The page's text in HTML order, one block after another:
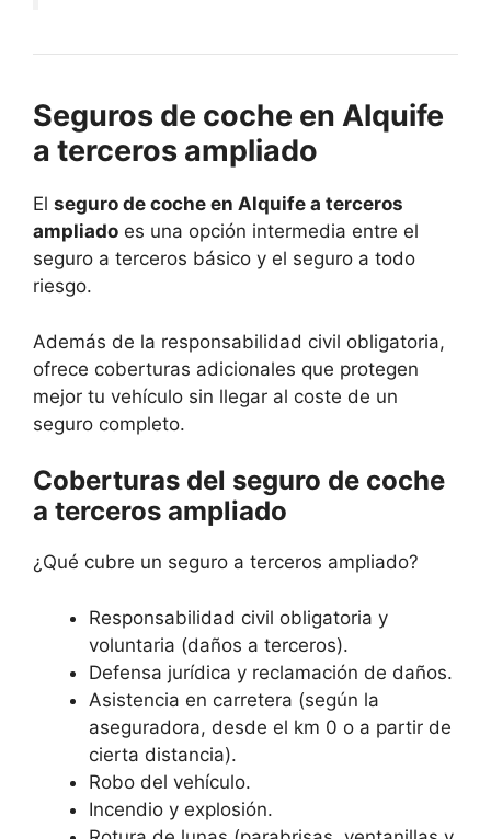
Seguros de coche en Alquife
a terceros ampliado
El seguro de coche en Alquife a terceros
ampliado es una opción intermedia entre el
seguro a terceros básico y el seguro a todo
riesgo.
Además de la responsabilidad civil obligatoria,
ofrece coberturas adicionales que protegen
mejor tu vehículo sin llegar al coste de un
seguro completo.
Coberturas del seguro de coche
a terceros ampliado
¿Qué cubre un seguro a terceros ampliado?
Responsabilidad civil obligatoria y
voluntaria (daños a terceros).
Defensa jurídica y reclamación de daños.
Asistencia en carretera (según la
aseguradora, desde el km 0 o a partir de
cierta distancia).
Robo del vehículo.
Incendio y explosión.